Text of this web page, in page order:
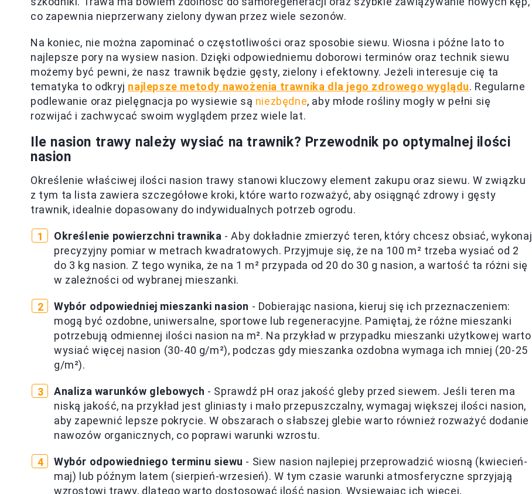
co zapewnia nieprzerwany zielony dywan przez wiele sezonów.
Na koniec, nie można zapominać o częstotliwości oraz sposobie siewu. Wiosna i późne lato to
najlepsze pory na wysiew nasion. Dzięki odpowiedniemu doborowi terminów oraz technik siewu
możemy być pewni, że nasz trawnik będzie gęsty, zielony i efektowny. Jeżeli interesuje cię ta
tematyka to odkryj najlepsze metody nawożenia trawnika dla jego zdrowego wyglądu. Regularne
podlewanie oraz pielęgnacja po wysiewie są niezbędne, aby młode rośliny mogły w pełni się
rozwijać i zachwycać swoim wyglądem przez wiele lat.
Ile nasion trawy należy wysiać na trawnik? Przewodnik po optymalnej ilości
nasion
Określenie właściwej ilości nasion trawy stanowi kluczowy element zakupu oraz siewu. W związku
z tym ta lista zawiera szczegółowe kroki, które warto rozważyć, aby osiągnąć zdrowy i gęsty
trawnik, idealnie dopasowany do indywidualnych potrzeb ogrodu.
Określenie powierzchni trawnika - Aby dokładnie zmierzyć teren, który chcesz obsiać, wykonaj
precyzyjny pomiar w metrach kwadratowych. Przyjmuje się, że na 100 m² trzeba wysiać od 2
do 3 kg nasion. Z tego wynika, że na 1 m² przypada od 20 do 30 g nasion, a wartość ta różni się
w zależności od wybranej mieszanki.
Wybór odpowiedniej mieszanki nasion - Dobierając nasiona, kieruj się ich przeznaczeniem:
mogą być ozdobne, uniwersalne, sportowe lub regeneracyjne. Pamiętaj, że różne mieszanki
potrzebują odmiennej ilości nasion na m². Na przykład w przypadku mieszanki użytkowej warto
wysiać więcej nasion (30-40 g/m²), podczas gdy mieszanka ozdobna wymaga ich mniej (20-25
g/m²).
Analiza warunków glebowych - Sprawdź pH oraz jakość gleby przed siewem. Jeśli teren ma
niską jakość, na przykład jest gliniasty i mało przepuszczalny, wymagaj większej ilości nasion,
aby zapewnić lepsze pokrycie. W obszarach o słabszej glebie warto również rozważyć dodanie
nawozów organicznych, co poprawi warunki wzrostu.
Wybór odpowiedniego terminu siewu - Siew nasion najlepiej przeprowadzić wiosną (kwiecień-
maj) lub późnym latem (sierpień-wrzesień). W tym czasie warunki atmosferyczne sprzyjają
wzrostowi trawy, dlatego warto dostosować ilość nasion. Wysiewając ich więcej,